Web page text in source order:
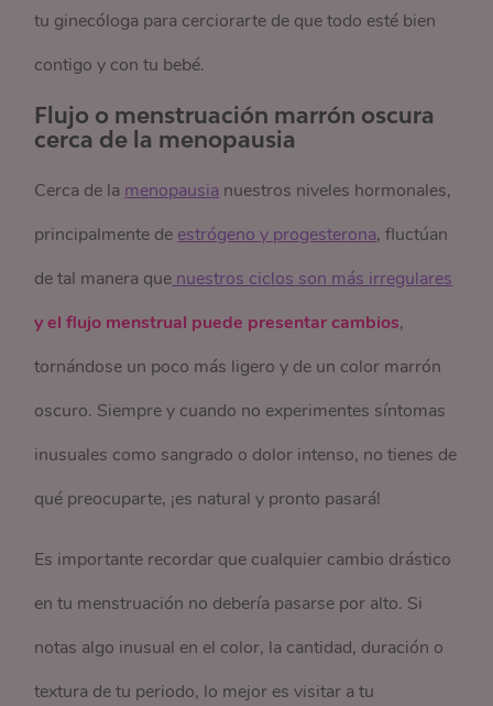
tu ginecóloga para cerciorarte de que todo esté bien
contigo y con tu bebé.
Flujo o menstruación marrón oscura
cerca de la menopausia
Cerca de la menopausia nuestros niveles hormonales,
principalmente de estrógeno y progesterona, fluctúan
de tal manera que nuestros ciclos son más irregulares
y el flujo menstrual puede presentar cambios,
tornándose un poco más ligero y de un color marrón
oscuro. Siempre y cuando no experimentes síntomas
inusuales como sangrado o dolor intenso, no tienes de
qué preocuparte, ¡es natural y pronto pasará!
Es importante recordar que cualquier cambio drástico
en tu menstruación no debería pasarse por alto. Si
notas algo inusual en el color, la cantidad, duración o
textura de tu periodo, lo mejor es visitar a tu